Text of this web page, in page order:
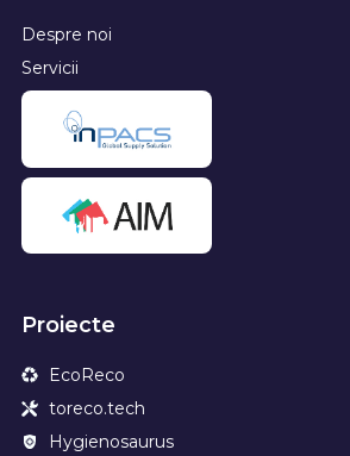
Despre noi
Servicii
Proiecte
EcoReco
toreco.tech
Hygienosaurus